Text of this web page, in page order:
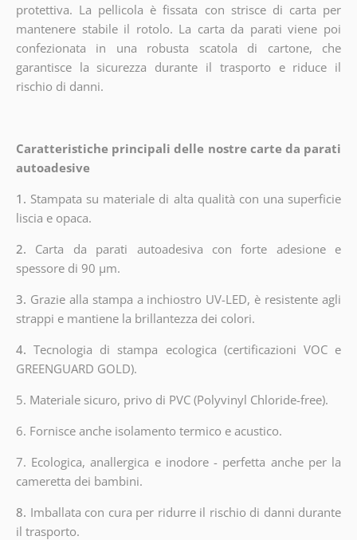
protettiva. La pellicola è fissata con strisce di carta per
mantenere stabile il rotolo. La carta da parati viene poi
confezionata in una robusta scatola di cartone, che
garantisce la sicurezza durante il trasporto e riduce il
rischio di danni.
Caratteristiche principali delle nostre carte da parati
autoadesive
1. Stampata su materiale di alta qualità con una superficie
liscia e opaca.
2. Carta da parati autoadesiva con forte adesione e
spessore di 90 µm.
3. Grazie alla stampa a inchiostro UV-LED, è resistente agli
strappi e mantiene la brillantezza dei colori.
4.Tecnologia di stampa ecologica (certificazioni VOC e
GREENGUARD GOLD).
5. Materiale sicuro, privo di PVC (Polyvinyl Chloride-free).
6. Fornisce anche isolamento termico e acustico.
7. Ecologica, anallergica e inodore - perfetta anche per la
cameretta dei bambini.
8. Imballata con cura per ridurre il rischio di danni durante
il trasporto.